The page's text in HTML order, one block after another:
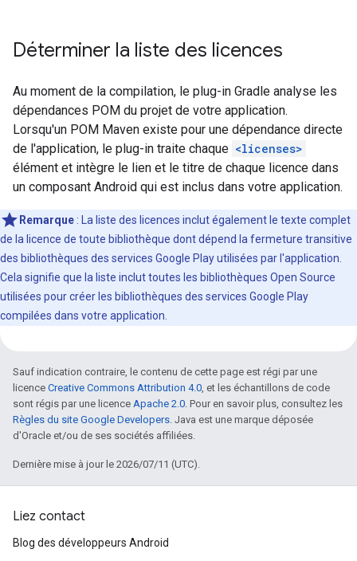
Déterminer la liste des licences
Au moment de la compilation, le plug-in Gradle analyse les
dépendances POM du projet de votre application.
Lorsqu'un POM Maven existe pour une dépendance directe
de l'application, le plug-in traite chaque <licenses>
élément et intègre le lien et le titre de chaque licence dans
un composant Android qui est inclus dans votre application.
Remarque : La liste des licences inclut également le texte complet
de la licence de toute bibliothèque dont dépend la fermeture transitive
des bibliothèques des services Google Play utilisées par l'application.
Cela signifie que la liste inclut toutes les bibliothèques Open Source
utilisées pour créer les bibliothèques des services Google Play
compilées dans votre application.
Sauf indication contraire, le contenu de cette page est régi par une
licence Creative Commons Attribution 4.0, et les échantillons de code
sont régis par une licence Apache 2.0. Pour en savoir plus, consultez les
Règles du site Google Developers. Java est une marque déposée
d'Oracle et/ou de ses sociétés affiliées.
Dernière mise à jour le 2026/07/11 (UTC).
Liez contact
Blog des développeurs Android